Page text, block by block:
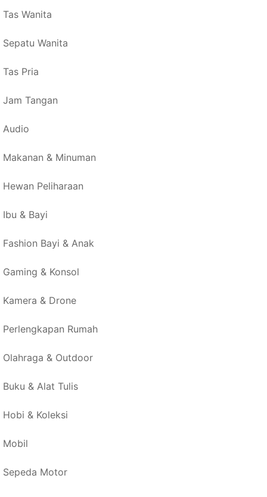
Tas Wanita
Sepatu Wanita
Tas Pria
Jam Tangan
Audio
Makanan & Minuman
Hewan Peliharaan
Ibu & Bayi
Fashion Bayi & Anak
Gaming & Konsol
Kamera & Drone
Perlengkapan Rumah
Olahraga & Outdoor
Buku & Alat Tulis
Hobi & Koleksi
Mobil
Sepeda Motor